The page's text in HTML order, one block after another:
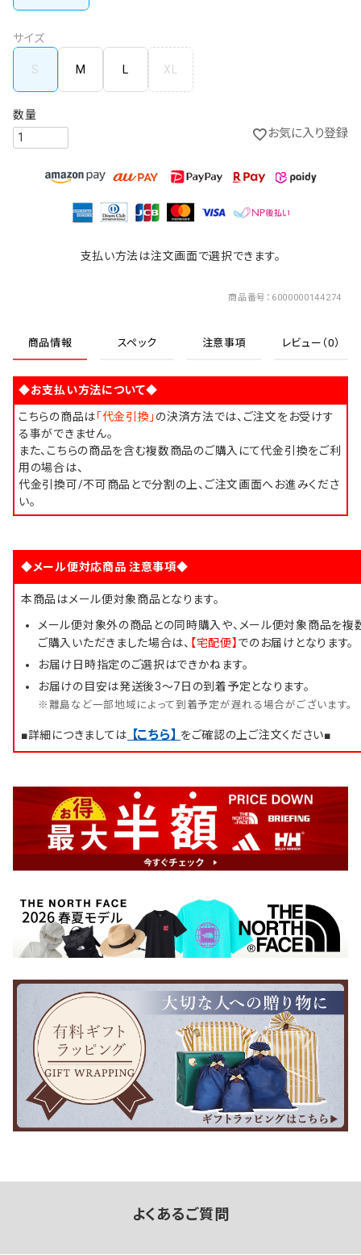
サイズ
S M L XL
お気に入り登録
支払い方法は注文画面で選択できます。
商品番号 6000000144274
商品情報 スペック 注意事項 レビュー（0）
◆お支払い方法について◆
こちらの商品は「代金引換」 の決済方法では、ご注文をお受けす
る事ができません。
また、こちらの商品を含む複数商品のご購入にて代金引換をご利
用の場合は、
代金引換可/不可商品とで分割の上、ご注文画面へお進みくださ
い。
◆メール便対応商品 注意事項◆
本商品はメール便対象商品となります。
メール便対象外の商品との同時購入や、メール便対象商品を複
ご購入いただきました場合は、 【宅配便】 でのお届けとなります。
お届け日時指定のご選択はできかねます。
お届けの目安は発送後3～7日の到着予定となります。
※離島など一部地域によって到着予定が遅れる場合がございます。
■詳細につきましては 【こちら】 をご確認の上ご注文ください■
よくあるご質問